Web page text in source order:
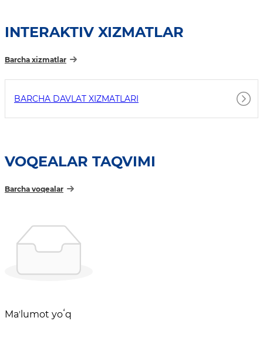
INTERAKTIV XIZMATLAR
Barcha xizmatlar
BARCHA DAVLAT XIZMATLARI
VOQEALAR TAQVIMI
Barcha voqealar
Maʼlumot yoʻq